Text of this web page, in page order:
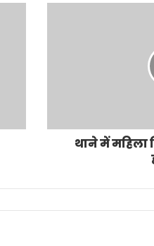
थाने में महिला